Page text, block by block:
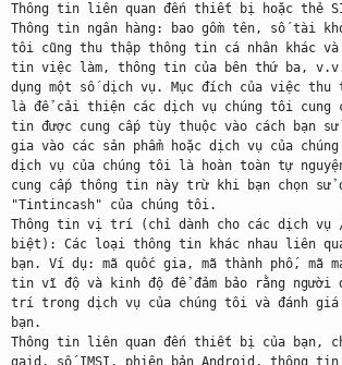
Thông tin liên quan đến thiết bị hoặc thẻ
Thông tin ngân hàng: bao gồm tên, số tài
tôi cũng thu thập thông tin cá nhân khác
tin việc làm, thông tin của bên thứ ba,
dụng một số dịch vụ. Mục đích của việc thu
là để cải thiện các dịch vụ chúng tôi cung
tin được cung cấp tùy thuộc vào cách bạn sử
gia vào các sản phẩm hoặc dịch vụ của
dịch vụ của chúng tôi là hoàn toàn tự
cung cấp thông tin này trừ khi bạn chọn sử
"Tintincash" của chúng tôi.
Thông tin vị trí (chỉ dành cho các dịch vụ
biệt): Các loại thông tin khác nhau liên
bạn. Ví dụ: mã quốc gia, mã thành phố, mã
tin vĩ độ và kinh độ để đảm bảo rằng người
trí trong dịch vụ của chúng tôi và đánh giá
bạn.
Thông tin liên quan đến thiết bị của bạn,